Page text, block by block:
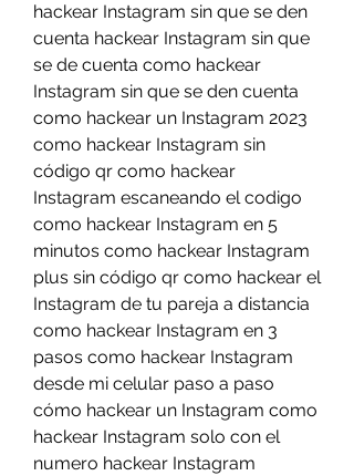
hackear Instagram sin que se den
cuenta hackear Instagram sin que
se de cuenta como hackear
Instagram sin que se den cuenta
como hackear un Instagram 2023
como hackear Instagram sin
código qr como hackear
Instagram escaneando el codigo
como hackear Instagram en 5
minutos como hackear Instagram
plus sin código qr como hackear el
Instagram de tu pareja a distancia
como hackear Instagram en 3
pasos como hackear Instagram
desde mi celular paso a paso
cómo hackear un Instagram como
hackear Instagram solo con el
numero hackear Instagram